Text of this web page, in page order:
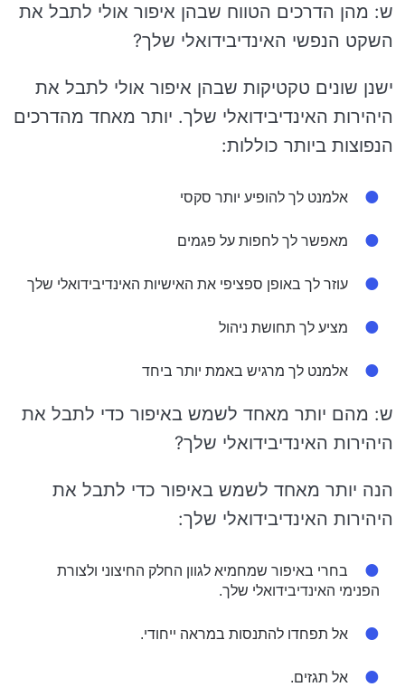
ש: מהן הדרכים הטווח שבהן איפור אולי לתבל את
השקט הנפשי האינדיבידואלי שלך?
ישנן שונים טקטיקות שבהן איפור אולי לתבל את
היהירות האינדיבידואלי שלך. יותר מאחד מהדרכים
הנפוצות ביותר כוללות:
אלמנט לך להופיע יותר סקסי
מאפשר לך לחפות על פגמים
עוזר לך באופן ספציפי את האישיות האינדיבידואלי שלך
מציע לך תחושת ניהול
אלמנט לך מרגיש באמת יותר ביחד
ש: מהם יותר מאחד לשמש באיפור כדי לתבל את
היהירות האינדיבידואלי שלך?
הנה יותר מאחד לשמש באיפור כדי לתבל את
היהירות האינדיבידואלי שלך:
בחרי באיפור שמחמיא לגוון החלק החיצוני ולצורת
הפנימי האינדיבידואלי שלך.
אל תפחדו להתנסות במראה ייחודי.
אל תגזים.